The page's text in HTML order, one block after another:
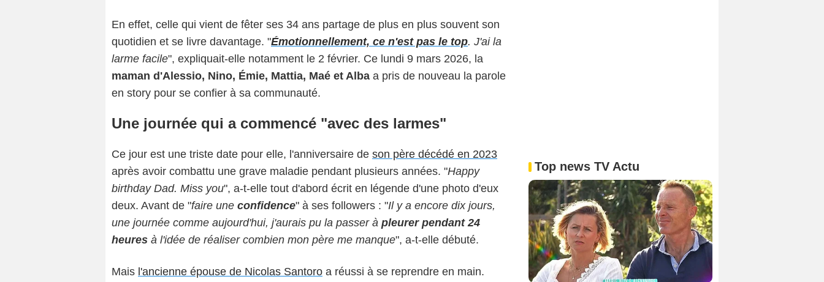
En effet, celle qui vient de fêter ses 34 ans partage de plus en plus souvent son
quotidien et se livre davantage. "Émotionnellement, ce n'est pas le top. J'ai la
larme facile", expliquait-elle notamment le 2 février. Ce lundi 9 mars 2026, la
maman d'Alessio, Nino, Émie, Mattia, Maé et Alba a pris de nouveau la parole
en story pour se confier à sa communauté.
Une journée qui a commencé "avec des larmes"
Ce jour est une triste date pour elle, l'anniversaire de son père décédé en 2023
après avoir combattu une grave maladie pendant plusieurs années. "Happy
birthday Dad. Miss you", a-t-elle tout d'abord écrit en légende d'une photo d'eux
deux. Avant de "faire une confidence" à ses followers : "Il y a encore dix jours,
une journée comme aujourd'hui, j'aurais pu la passer à pleurer pendant 24
heures à l'idée de réaliser combien mon père me manque", a-t-elle débuté.
Mais l'ancienne épouse de Nicolas Santoro a réussi à se reprendre en main.
Top news TV Actu